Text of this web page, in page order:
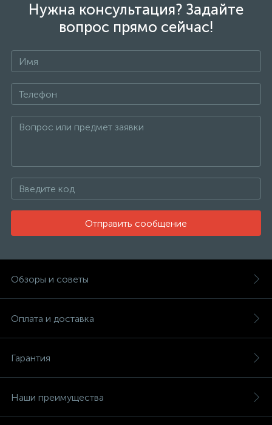
Нужна консультация? Задайте
вопрос прямо сейчас!
Отправить сообщение
Обзоры и советы
Оплата и доставка
Гарантия
Наши преимущества